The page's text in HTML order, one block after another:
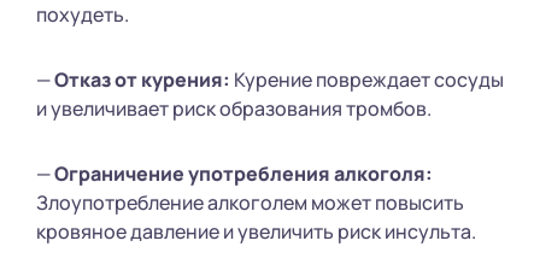
похудеть.
—Отказ от курения: Курение повреждает сосуды
и увеличивает риск образования тромбов.
—Ограничение употребления алкоголя:
Злоупотребление алкоголем может повысить
кровяное давление и увеличить риск инсульта.